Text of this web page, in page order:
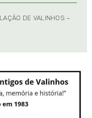
DE VALINHOS –